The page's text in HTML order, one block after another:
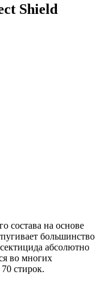
Shield
состава на основе
большинство
абсолютно
во многих
стирок.